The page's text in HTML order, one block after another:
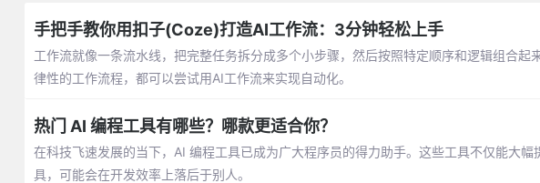
手把手教你用扣子(Coze)打造AI工作流：3分钟轻松上手
工作流就像一条流水线，把完整任务拆分成多个小步骤，然后按照特定顺序和逻辑组合
律性的工作流程，都可以尝试用AI工作流来实现自动化。
热门 AI 编程工具有哪些？哪款更适合你？
在科技飞速发展的当下，AI 编程工具已成为广大程序员的得力助手。这些工具不仅能大
具，可能会在开发效率上落后于别人。